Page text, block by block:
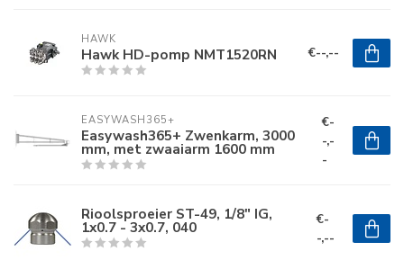
HAWK
Hawk HD-pomp NMT1520RN €--,--
EASYWASH365+
Easywash365+ Zwenkarm, 3000
mm, met zwaaiarm 1600 mm
€-
-,-
-
Rioolsproeier ST-49, 1/8" IG,
1x0.7 - 3x0.7, 040
€-
-,--